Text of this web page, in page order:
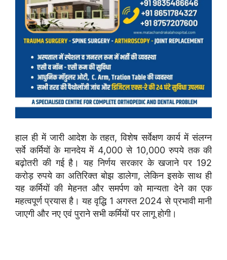
हाल ही में जारी आदेश के तहत, विशेष सर्वेक्षण कार्य में संलग्न
सर्वे कर्मियों के मानदेय में 4,000 से 10,000 रुपये तक की
बढ़ोतरी की गई है। यह निर्णय सरकार के खजाने पर 192
करोड़ रुपये का अतिरिक्त बोझ डालेगा, लेकिन इसके साथ ही
यह कर्मियों की मेहनत और समर्पण को मान्यता देने का एक
महत्वपूर्ण प्रयास है। यह वृद्धि 1 अगस्त 2024 से प्रभावी मानी
जाएगी और नए एवं पुराने सभी कर्मियों पर लागू होगी।